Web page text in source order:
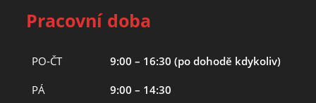
Pracovní doba
PO-ČT 9:00 – 16:30 (po dohodě kdykoliv)
PÁ 9:00 – 14:30